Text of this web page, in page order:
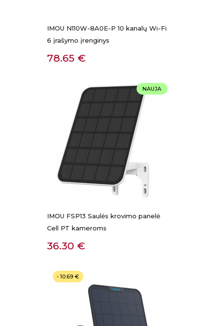
IMOU N110W-8A0E-P 10 kanalų Wi-Fi
6 įrašymo įrenginys
Kaina
78.65 €
IMOU FSP13 Saulės krovimo panelė
Cell PT kameroms
Kaina
36.30 €
NAUJA
- 10.69 €